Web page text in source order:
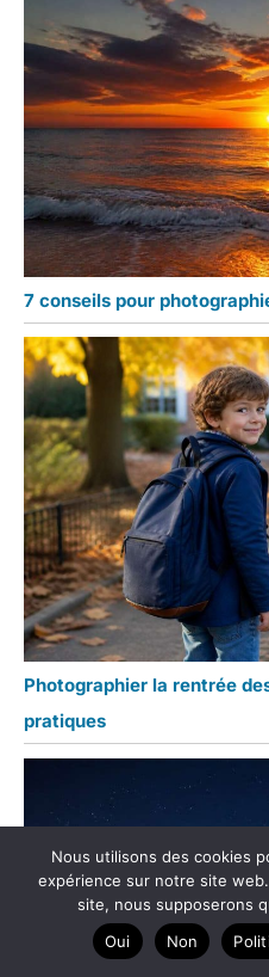
7 conseils pour
Photographier la rentrée
pratiques
Nous utilisons des cookies
expérience sur notre site
site, nous supposerons
Oui
Non